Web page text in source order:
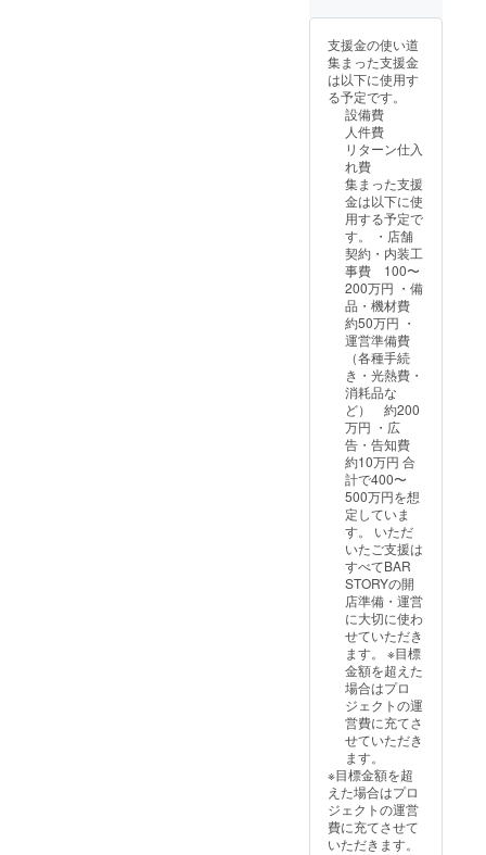
ファン
ディン
グ支援
画面を
ご提示
くださ
い。
お名前
入くだ
さい。
さらに
特典と
して、
通常
5,000円
間飲み
放題＋
カラオ
ケ歌い
放題
コー
ス」を1
回分ご
利用い
ただけ
ます。
提供時
期：
2026年
8月頃よ
り順次
対応予
定（店
舗オー
プン後
にご利
用いた
だけま
す）
支援金の使い道
集まった支援金
は以下に使用す
る予定です。
設備費
人件費
リターン仕入
れ費
集まった支援
金は以下に使
用する予定で
す。 ・店舗
契約・内装工
事費 100〜
200万円 ・備
品・機材費
約50万円 ・
運営準備費
（各種手続
き・光熱費・
消耗品な
ど） 約200
万円 ・広
告・告知費
約10万円 合
計で400〜
500万円を想
定していま
す。 いただ
いたご支援は
すべてBAR
STORYの開
店準備・運営
に大切に使わ
せていただき
ます。 ※目標
金額を超えた
場合はプロ
ジェクトの運
営費に充てさ
せていただき
ます。
※目標金額を超
えた場合はプロ
ジェクトの運営
費に充てさせて
いただきます。